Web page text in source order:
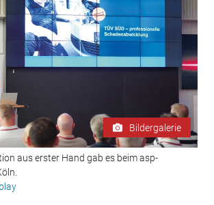
Bildergalerie
aus erster Hand gab es beim asp-